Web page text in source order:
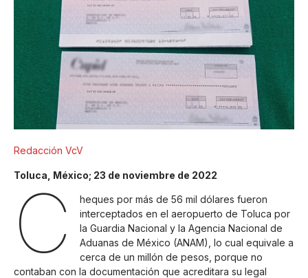
Redacción VcV
Toluca, México; 23 de noviembre de 2022
C
heques por más de 56 mil dólares fueron
interceptados en el aeropuerto de Toluca por
la Guardia Nacional y la Agencia Nacional de
Aduanas de México (ANAM), lo cual equivale a
cerca de un millón de pesos, porque no
contaban con la documentación que acreditara su legal